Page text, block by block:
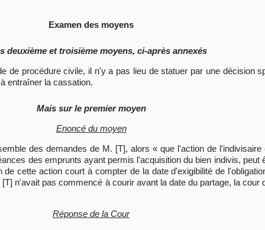
Examen des moyens
deuxième et troisième moyens, ci-après annexés
de procédure civile, il n'y a pas lieu de statuer par une décision
entraîner la cassation.
Mais sur le premier moyen
Enoncé du moyen
des demandes de M. [T], alors « que l'action de
des emprunts ayant permis l'acquisition du bien indivis, peut
cette action court à compter de la date d'exigibilité de
n'avait pas commencé à courir avant la date du partage, la cour
Réponse de la Cour